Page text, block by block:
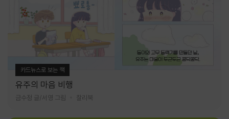
카드뉴스로 보는 책
유주의 마음 비행
금수정 글/서영 그림 찰리북